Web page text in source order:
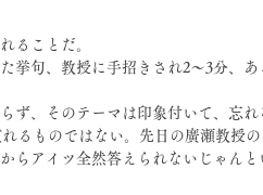
ることだ。
挙句、教授に手招きされ2～3分、あ
ず、そのテーマは印象付いて、忘れ
るものではない。先日の廣瀬教授の
らアイツ全然答えられないじゃんと